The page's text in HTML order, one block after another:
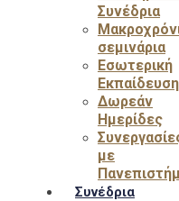
Συνέδρια
σεμινάρια
Εσωτερική
Εκπαίδευση
Δωρεάν
Ημερίδες
με
Συνέδρια